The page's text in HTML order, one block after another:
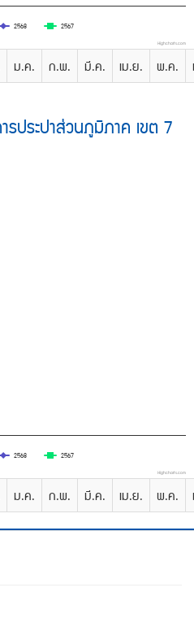
2568 2567
Highcharts.com
ม.ค. ก.พ. มี.ค. เม.ย. พ.ค.
ประปาส่วนภูมิภาค เขต 7
2568 2567
Highcharts.com
ม.ค. ก.พ. มี.ค. เม.ย. พ.ค.